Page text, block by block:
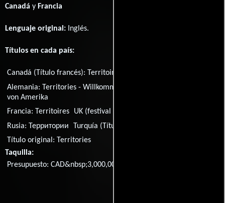
Canadá y Francia
Lenguaje original: Inglés.
Títulos en cada país:
Canadá (Título francés): Territoires
Alemania: Territories - Willkommen in den Vereinigten Staaten
von Amerika
Francia: Territoires UK (festival title):
Rusia: Территории Turquía (Título turco):
Título original: Territories
Taquilla:
Presupuesto: CAD&nbsp;3,000,000